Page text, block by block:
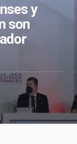
y
son